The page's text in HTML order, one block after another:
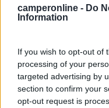
camperonline - Do
Information
If you wish to opt-out of
processing of your
targeted advertising by
section to confirm your
opt-out request is
onesto. Nel paesino
Accoglienza